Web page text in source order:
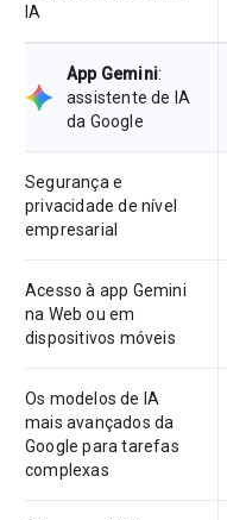
IA
App Gemini:
assistente de IA
da Google
Segurança e
privacidade de nível
empresarial
Acesso à app Gemini
na Web ou em
dispositivos móveis
Os modelos de IA
mais avançados da
Google para tarefas
complexas